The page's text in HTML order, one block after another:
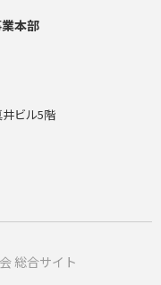
本部
ビル5階
総合サイト